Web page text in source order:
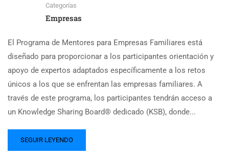
Categorías
Empresas
El Programa de Mentores para Empresas Familiares está
diseñado para proporcionar a los participantes orientación y
apoyo de expertos adaptados específicamente a los retos
únicos a los que se enfrentan las empresas familiares. A
través de este programa, los participantes tendrán acceso a
un Knowledge Sharing Board® dedicado (KSB), donde...
SEGUIR LEYENDO